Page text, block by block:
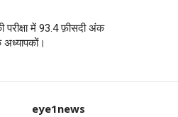
परीक्षा में 93.4 फ़ीसदी अंक
eye1news